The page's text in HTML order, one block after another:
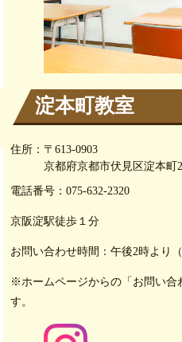
淀本町教室
住所： 〒613-0903
京都府京都市伏見区淀本町
電話番号：075-632-2320
京阪淀駅徒歩１分
お問い合わせ時間：午後2時より
※ホームページからの「お問い合
す。